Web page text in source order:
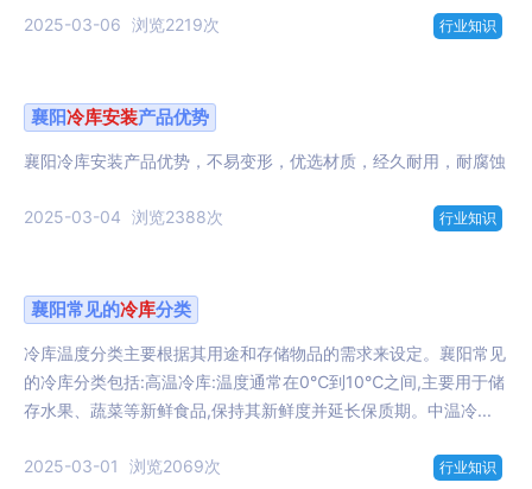
2025-03-06 浏览2219次 行业知识
襄阳冷库安装产品优势
襄阳冷库安装产品优势，不易变形，优选材质，经久耐用，耐腐蚀
2025-03-04 浏览2388次 行业知识
襄阳常见的冷库分类
冷库温度分类主要根据其用途和存储物品的需求来设定。襄阳常见
的冷库分类包括:高温冷库:温度通常在0℃到10℃之间,主要用于储
存水果、蔬菜等新鲜食品,保持其新鲜度并延长保质期。中温冷...
2025-03-01 浏览2069次 行业知识